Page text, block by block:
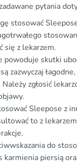
pytania
stosować
się z lekarzem.
powoduje skutki
zazwyczaj
zgłosić
Sleepose z
to z
do
karmienia piersią